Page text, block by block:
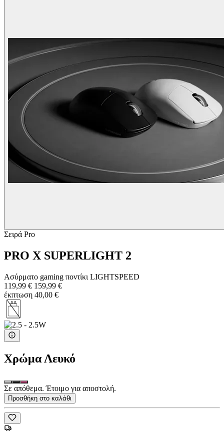
Σειρά Pro
PRO X SUPERLIGHT 2
Ασύρματο gaming ποντίκι LIGHTSPEED
119,99 € 159,99 €
έκπτωση 40,00 €
Χρώμα Λευκό
Σε απόθεμα. Έτοιμο για αποστολή.
Προσθήκη στο καλάθι